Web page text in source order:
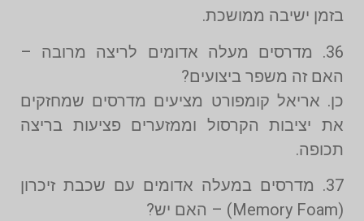
בזמן ישיבה ממושכת.
36. מדרסים מעלה אדומים לריצה מרובה –
האם זה משפר ביצועים?
כן. אריאל קומפורט מציעים מדרסים שמחזקים
את יציבות הקרסול וממזערים פציעות בריצה
תכופה.
37. מדרסים במעלה אדומים עם שכבת זיכרון
(Memory Foam) – האם יש?